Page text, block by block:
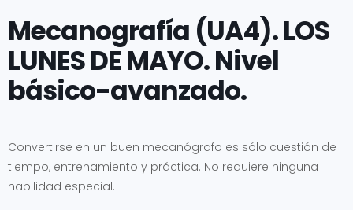
Mecanografía (UA4). LOS
LUNES DE MAYO. Nivel
básico-avanzado.
Convertirse en un buen mecanógrafo es sólo cuestión de
tiempo, entrenamiento y práctica. No requiere ninguna
habilidad especial.